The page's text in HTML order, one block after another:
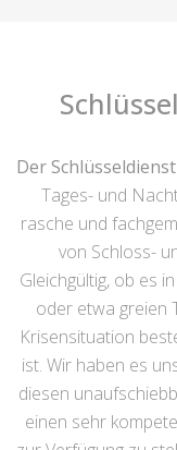
Der
Tages- und
rasche und
von Schloss-
Gleichgültig, ob es
oder etwa greien
Krisensituation
ist. Wir haben es
diesen
einen sehr